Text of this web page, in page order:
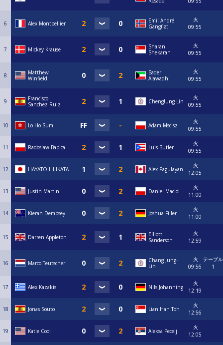
6 Alex Montpellier
Emil André
Gangfløt
火
09:55
7 Mickey Krause
Sharan
Shekaran
火
09:55
8
Matthew
Winfield
Bader
Alawadhi
火
09:55
9
Francisco
Sanchez Ruiz
Chenglung Lin
火
09:55
10 Lo Ho Sum Adam Mscisz
火
09:55
11 Radoslaw Babica Luis Butler
火
09:55
12 HAYATO HIJIKATA Alex Pagulayan
火
12:05
13 Justin Martin Daniel Maciol
火
11:00
14 Kieran Dempsey Joshua Filler
火
11:00
15 Darren Appleton
Elliott
Sanderson
火
12:59
16 Marco Teutscher
Chang Jung-
Lin
火
09:56
テーブル
1
17 Alex Kazakis Nils Johanning
火
12:19
18 Jonas Souto Lian Han Toh
火
12:56
19 Katie Cool Aleksa Pecelj
火
12:05